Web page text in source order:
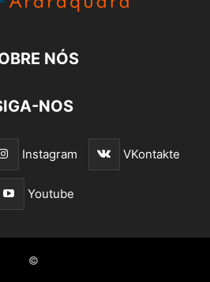
NÓS
NOS
Instagram VKontakte
Youtube
©